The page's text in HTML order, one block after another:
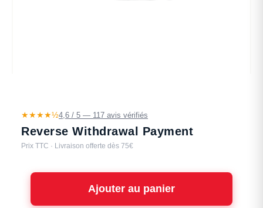
★★★★½4,6 / 5 — 117 avis vérifiés
Reverse Withdrawal Payment
Prix TTC · Livraison offerte dès 75€
Ajouter au panier